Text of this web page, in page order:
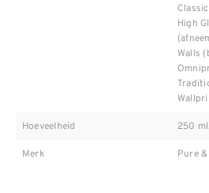
High
Walls
Hoeveelheid 250
Merk Pure